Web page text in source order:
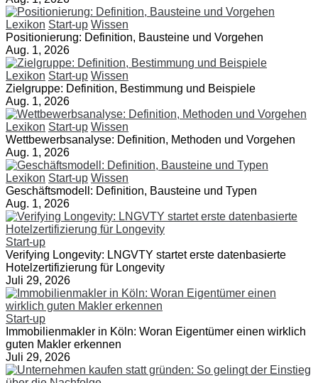
Lexikon Start-up Wissen
Positionierung: Definition, Bausteine und Vorgehen
Aug. 1, 2026
Lexikon Start-up Wissen
Zielgruppe: Definition, Bestimmung und Beispiele
Aug. 1, 2026
Lexikon Start-up Wissen
Wettbewerbsanalyse: Definition, Methoden und Vorgehen
Aug. 1, 2026
Lexikon Start-up Wissen
Geschäftsmodell: Definition, Bausteine und Typen
Aug. 1, 2026
Start-up
Verifying Longevity: LNGVTY startet erste datenbasierte
Hotelzertifizierung für Longevity
Juli 29, 2026
Start-up
Immobilienmakler in Köln: Woran Eigentümer einen wirklich
guten Makler erkennen
Juli 29, 2026